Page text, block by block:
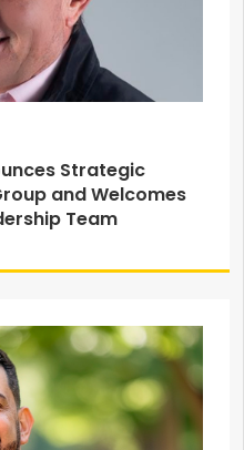
Strategic
and Welcomes
Team